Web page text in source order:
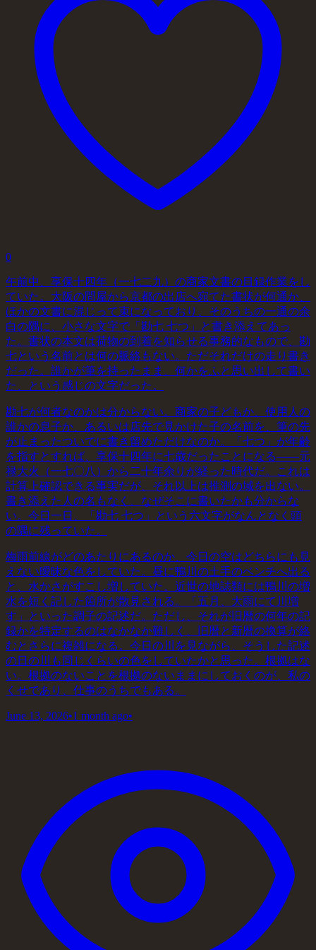
0
午前中、享保十四年（一七二九）の商家文書の目録作業をし
ていた。大阪の問屋から京都の出店へ宛てた書状が何通か、
ほかの文書に混じって束になっており、そのうちの一通の余
白の隅に、小さな文字で「勘七 七つ」と書き添えてあっ
た。書状の本文は荷物の到着を知らせる事務的なもので、勘
七という名前とは何の脈絡もない。ただそれだけの走り書き
だった。誰かが筆を持ったまま、何かをふと思い出して書い
た、という感じの文字だった。
勘七が何者なのかは分からない。商家の子どもか、使用人の
誰かの息子か、あるいは店先で見かけた子の名前を、筆の先
が止まったついでに書き留めただけなのか。「七つ」が年齢
を指すとすれば、享保十四年に七歳だったことになる——元
禄大火（一七〇八）から二十年余りが経った時代だ。これは
計算上確認できる事実だが、それ以上は推測の域を出ない。
書き添えた人の名もなく、なぜそこに書いたかも分からな
い。今日一日、「勘七 七つ」という六文字がなんとなく頭
の隅に残っていた。
梅雨前線がどのあたりにあるのか、今日の空はどちらにも見
えない曖昧な色をしていた。昼に鴨川の土手のベンチへ出る
と、水かさがすこし増していた。近世の地誌類には鴨川の増
水を短く記した箇所が散見される。「五月、大雨にて川増
す」といった調子の記述だ。ただし、それが旧暦の何年の記
録かを特定するのはなかなか難しく、旧暦と新暦の換算が絡
むとさらに複雑になる。今日の川を見ながら、そうした記述
の日の川も同じくらいの色をしていたかと思った。根拠はな
い。根拠のないことを根拠のないままにしておくのが、私の
くせであり、仕事のうちでもある。
June 13, 2026•1 month ago•